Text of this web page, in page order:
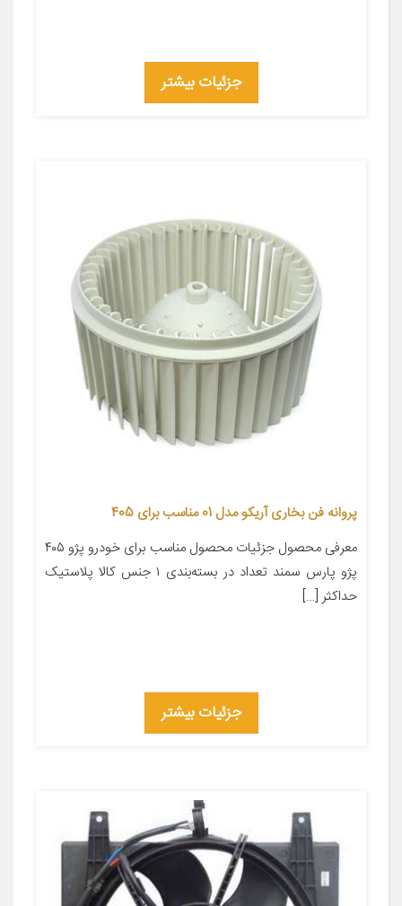
جزئیات بیشتر
پروانه فن بخاری آریکو مدل 01 مناسب برای 405
معرفی محصول جزئیات محصول مناسب برای خودرو پژو ۴۰۵
پژو پارس سمند تعداد در بسته‌بندی ۱ جنس کالا پلاستیک
حداکثر […]
جزئیات بیشتر